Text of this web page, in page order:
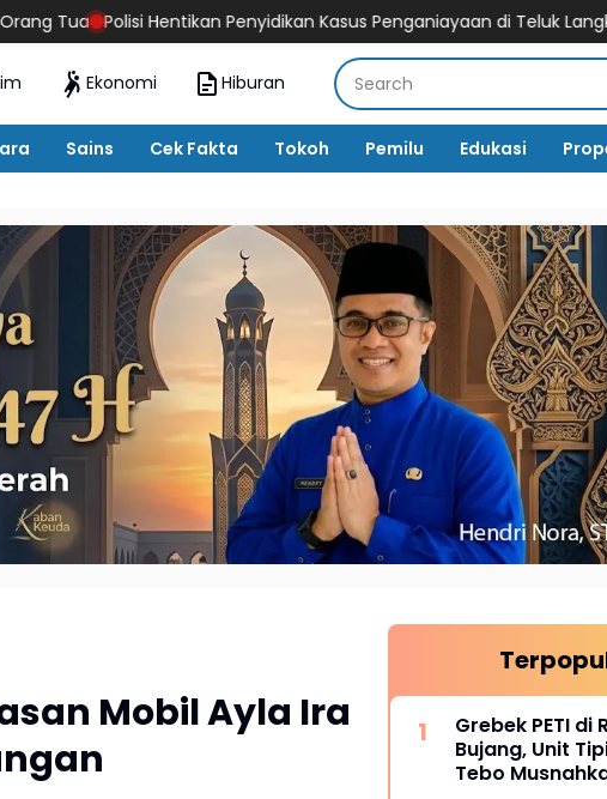
Penyidikan Kasus Penganiayaan di Teluk Langkap Tebo Lewat
Ekonomi Hiburan
Sains Cek Fakta Tokoh Pemilu Edukasi
Mobil Ayla Ira
Grebek PETI di
Bujang, Unit
Tebo